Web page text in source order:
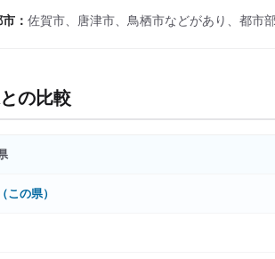
： 佐賀市、唐津市、鳥栖市などがあり、都市
の比較
この県）